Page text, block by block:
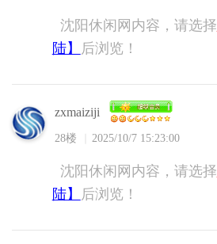
沈阳休闲网内容，请选择
陆】
后浏览！
zxmaiziji
28楼 2025/10/7 15:23:00
沈阳休闲网内容，请选择
陆】
后浏览！